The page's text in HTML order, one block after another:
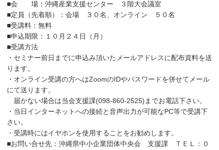
■会 場：沖縄産業支援センター ３階大会議室
■定員（先着順）：会場 ３０名、オンライン ５０名
■受講料：無料
■申込期限：１０月２４日（月）
■受講方法
・セミナー前日までに申込み頂いたメールアドレスに配布資料を送
ります。
・オンライン受講の方へはZoomのIDやパスワードを併せてメール
にて送ります。
届かない場合は当会支援課(098-860-2525)までお電話下さい。
・当日インターネットへの接続と音声出力が可能なPC等で受講下
さい。
・受講時にはイヤホンを使用することをお勧めします。
■お問い合せ先：沖縄県中小企業団体中央会 支援課 ＴＥＬ：０